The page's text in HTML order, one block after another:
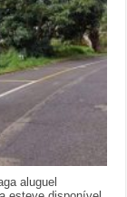
aluguel